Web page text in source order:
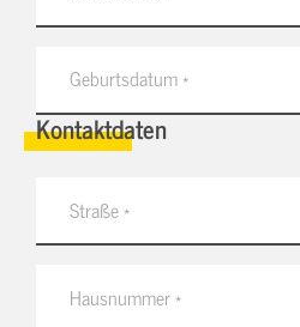
Kontaktdaten